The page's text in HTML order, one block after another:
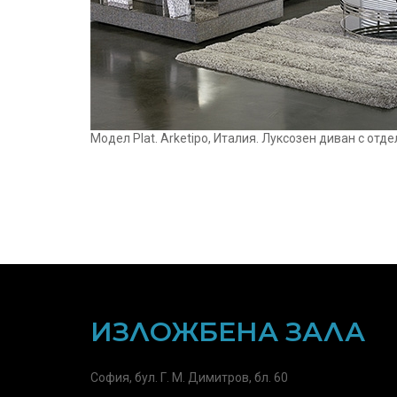
Mодел Plat. Arketipo, Италия. Луксозен диван с
ИЗЛОЖБЕНА ЗАЛА
София, бул. Г. М. Димитров, бл. 60